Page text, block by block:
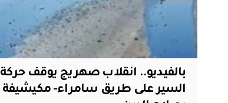
بالفيديو.. انقلاب صهريج يوقف حركة
السير على طريق سامراء- مكيشيفة